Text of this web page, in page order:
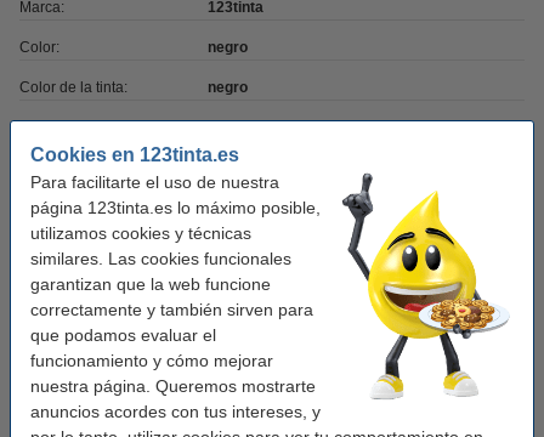
Cookies en 123tinta.es
Para facilitarte el uso de nuestra
página 123tinta.es lo máximo posible,
utilizamos cookies y técnicas
similares. Las cookies funcionales
garantizan que la web funcione
correctamente y también sirven para
que podamos evaluar el
funcionamiento y cómo mejorar
nuestra página. Queremos mostrarte
anuncios acordes con tus intereses, y
Marca: 123tinta
Color: negro
Color de la tinta: negro
Recargable: no
Núm. de item: 400089
Pack ahorro
Pack 10x 123tinta Bolígrafo negro
4,00 €